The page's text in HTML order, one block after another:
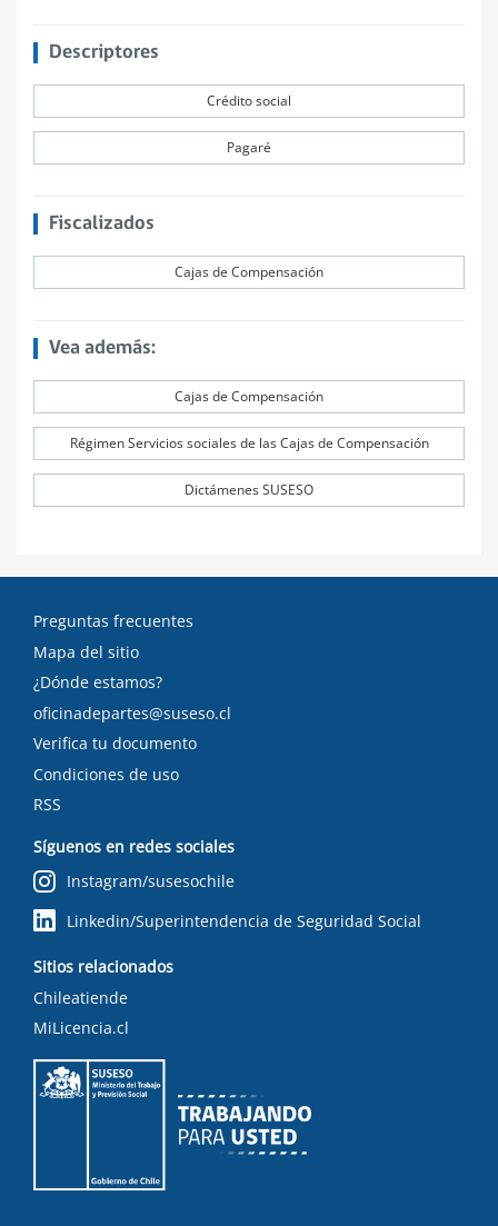
Descriptores
Crédito social
Pagaré
Fiscalizados
Cajas de Compensación
Vea además:
Cajas de Compensación
Régimen Servicios sociales de las Cajas de Compensación
Dictámenes SUSESO
Preguntas frecuentes
Mapa del sitio
¿Dónde estamos?
oficinadepartes@suseso.cl
Verifica tu documento
Condiciones de uso
RSS
Síguenos en redes sociales
Instagram/susesochile
Linkedin/Superintendencia de Seguridad Social
Sitios relacionados
Chileatiende
MiLicencia.cl